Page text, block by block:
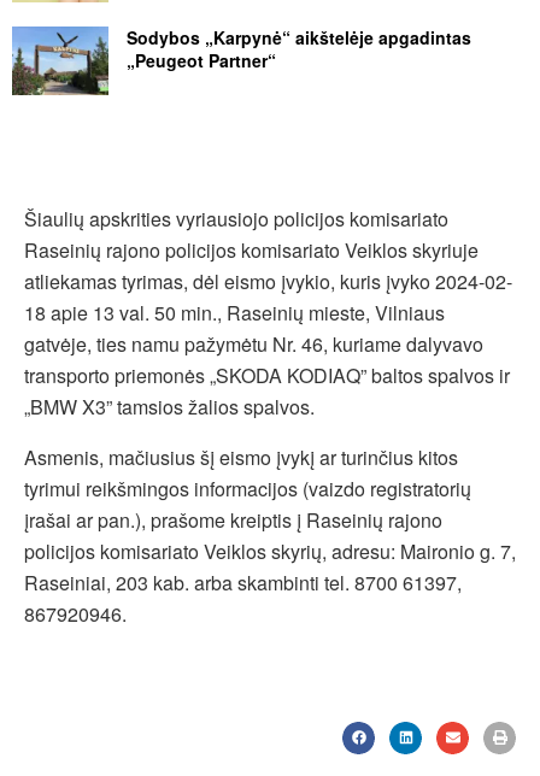
Sodybos „Karpynė“ aikštelėje apgadintas
„Peugeot Partner“
Šiaulių apskrities vyriausiojo policijos komisariato
Raseinių rajono policijos komisariato Veiklos skyriuje
atliekamas tyrimas, dėl eismo įvykio, kuris įvyko 2024-02-
18 apie 13 val. 50 min., Raseinių mieste, Vilniaus
gatvėje, ties namu pažymėtu Nr. 46, kuriame dalyvavo
transporto priemonės „SKODA KODIAQ” baltos spalvos ir
„BMW X3” tamsios žalios spalvos.
Asmenis, mačiusius šį eismo įvykį ar turinčius kitos
tyrimui reikšmingos informacijos (vaizdo registratorių
įrašai ar pan.), prašome kreiptis į Raseinių rajono
policijos komisariato Veiklos skyrių, adresu: Maironio g. 7,
Raseiniai, 203 kab. arba skambinti tel. 8700 61397,
867920946.